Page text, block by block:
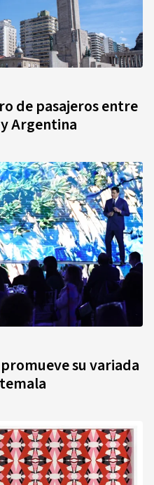
de pasajeros entre
Argentina
su variada